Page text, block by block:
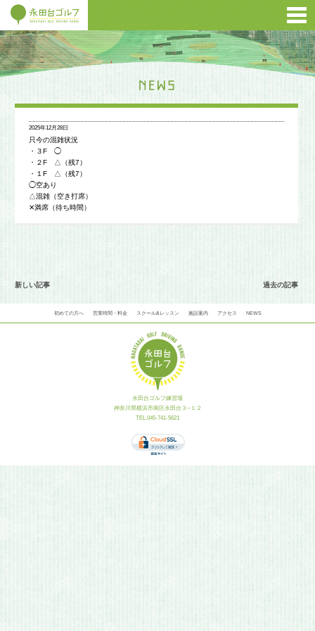
2025年12月28日
只今の混雑状況
・３F ◯
・２F △（残7）
・１F △（残7）
◯空あり
△混雑（空き打席）
✕満席（待ち時間）
新しい記事 過去の記事
初めての方へ 営業時間・料金 スクール&レッスン 施設案内 アクセス NEWS
永田台ゴルフ練習場
神奈川県横浜市南区永田台３−１２
TEL.045-741-5621